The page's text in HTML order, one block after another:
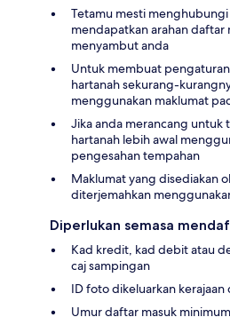
Tetamu mesti
mendapatkan arahan daftar
menyambut anda
Untuk membuat
hartanah sekurang-
menggunakan maklumat
Jika anda merancang untuk
hartanah lebih awal
pengesahan tempahan
Maklumat yang disediakan
diterjemahkan
Diperlukan semasa
Kad kredit, kad debit atau
caj sampingan
ID foto dikeluarkan
Umur daftar masuk